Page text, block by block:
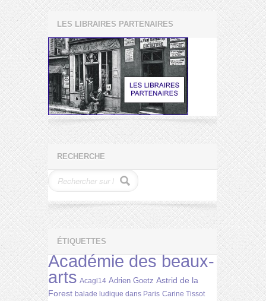
LES LIBRAIRES PARTENAIRES
RECHERCHE
ÉTIQUETTES
Académie des beaux-
arts Acagl14 Adrien Goetz Astrid de la
Forest balade ludique dans Paris Carine Tissot